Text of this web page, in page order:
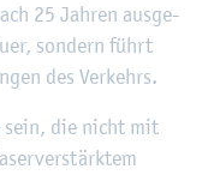
25 Jah­ren aus­ge­
son­dern führt
des Ver­kehrs.
sein, die nicht mit